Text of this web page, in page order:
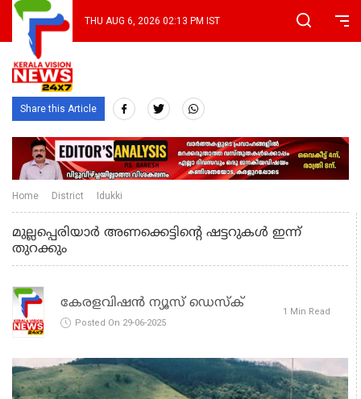
THU AUG 6, 2026 02:13 PM IST
Share this Article
Home District Idukki
മുല്ലപ്പെരിയാര്‍ അണക്കെട്ടിന്റെ ഷട്ടറുകള്‍ ഇന്ന്
തുറക്കും
കേരളവിഷൻ ന്യൂസ് ഡെസ്‌ക്
Posted On 29-06-2025
1 Min Read